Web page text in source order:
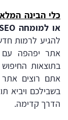
כלי הבינה
או למומחה SEO
להגיע לרמות
אתר יפהפה עם
בתוצאות
אתם רוצים
הדרך קדימה.